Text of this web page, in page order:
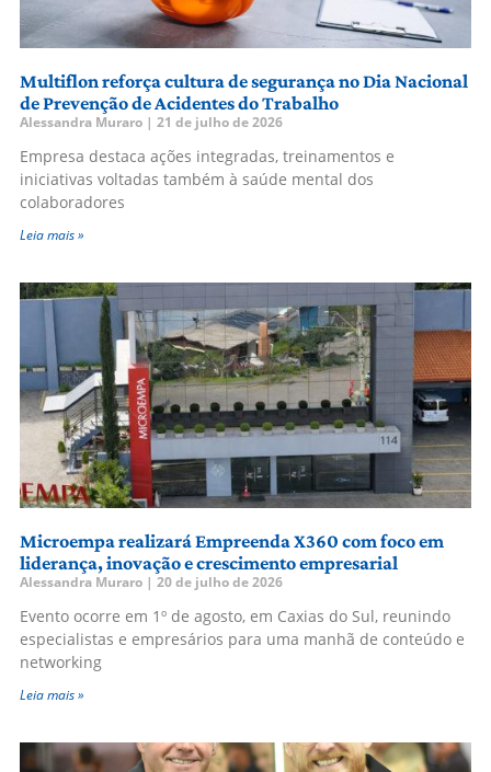
Multiflon reforça cultura de segurança no Dia Nacional
de Prevenção de Acidentes do Trabalho
Alessandra Muraro 21 de julho de 2026
Empresa destaca ações integradas, treinamentos e
iniciativas voltadas também à saúde mental dos
colaboradores
Leia mais »
Microempa realizará Empreenda X360 com foco em
liderança, inovação e crescimento empresarial
Alessandra Muraro 20 de julho de 2026
Evento ocorre em 1º de agosto, em Caxias do Sul, reunindo
especialistas e empresários para uma manhã de conteúdo e
networking
Leia mais »